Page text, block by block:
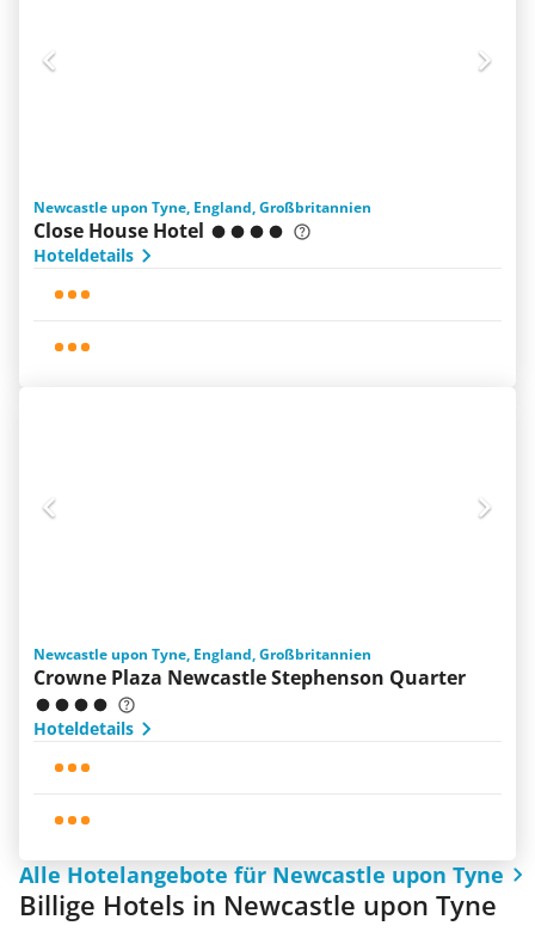
Newcastle upon Tyne, England, Großbritannien
Close House Hotel
Hoteldetails
Newcastle upon Tyne, England, Großbritannien
Crowne Plaza Newcastle Stephenson Quarter
Hoteldetails
Alle Hotelangebote für Newcastle upon Tyne
Billige Hotels in Newcastle upon Tyne